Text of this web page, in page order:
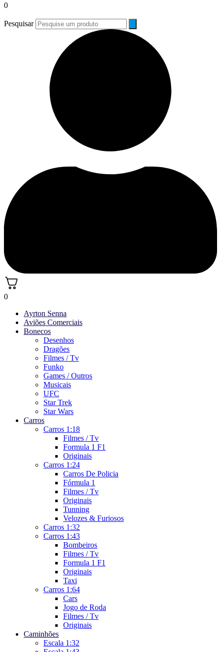
0
Pesquisar
0
Ayrton Senna
Aviões Comerciais
Bonecos
Desenhos
Dragões
Filmes / Tv
Funko
Games / Outros
Musicais
UFC
Star Trek
Star Wars
Carros
Carros 1:18
Filmes / Tv
Formula 1 F1
Originais
Carros 1:24
Carros De Policia
Fórmula 1
Filmes / Tv
Originais
Tunning
Velozes & Furiosos
Carros 1:32
Carros 1:43
Bombeiros
Filmes / Tv
Formula 1 F1
Originais
Taxi
Carros 1:64
Cars
Jogo de Roda
Filmes / Tv
Originais
Caminhões
Escala 1:32